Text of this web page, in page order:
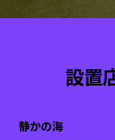
設置
静かの海